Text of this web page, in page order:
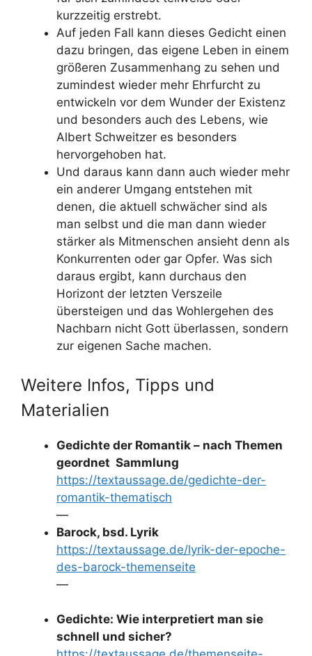
kurzzeitig erstrebt.
Auf jeden Fall kann dieses Gedicht einen
dazu bringen, das eigene Leben in einem
größeren Zusammenhang zu sehen und
zumindest wieder mehr Ehrfurcht zu
entwickeln vor dem Wunder der Existenz
und besonders auch des Lebens, wie
Albert Schweitzer es besonders
hervorgehoben hat.
Und daraus kann dann auch wieder mehr
ein anderer Umgang entstehen mit
denen, die aktuell schwächer sind als
man selbst und die man dann wieder
stärker als Mitmenschen ansieht denn als
Konkurrenten oder gar Opfer. Was sich
daraus ergibt, kann durchaus den
Horizont der letzten Verszeile
übersteigen und das Wohlergehen des
Nachbarn nicht Gott überlassen, sondern
zur eigenen Sache machen.
Weitere Infos, Tipps und
Materialien
Gedichte der Romantik – nach Themen
geordnet Sammlung
https://textaussage.de/gedichte-der-
romantik-thematisch
—
Barock, bsd. Lyrik
https://textaussage.de/lyrik-der-epoche-
des-barock-themenseite
—
Gedichte: Wie interpretiert man sie
schnell und sicher?